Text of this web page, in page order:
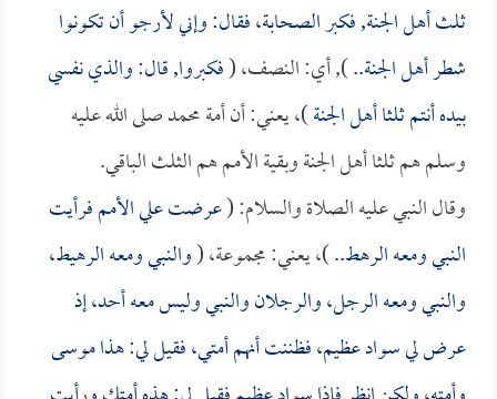
ثلث أهل الجنة, فكبر الصحابة، فقال: وإني لأرجو أن تكونوا
شطر أهل الجنة..), أي: النصف، (فكبروا, قال: والذي نفسي
بيده أنتم ثلثا أهل الجنة)، يعني: أن أمة محمد صلى الله عليه
وسلم هم ثلثا أهل الجنة وبقية الأمم هم الثلث الباقي.
وقال النبي عليه الصلاة والسلام: (عرضت علي الأمم فرأيت
النبي ومعه الرهط..)، يعني: مجموعة، (والنبي ومعه الرهيط،
والنبي ومعه الرجل، والرجلان والنبي وليس معه أحد، إذ
عرض لي سواد عظيم، فظننت أنهم أمتي، فقيل لي: هذا موسى